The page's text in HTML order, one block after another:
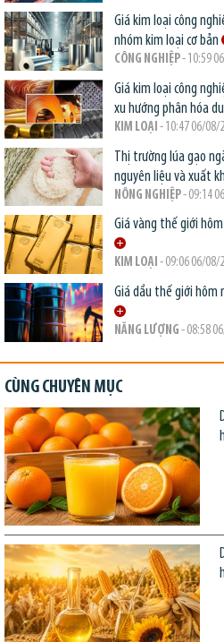
Giá kim loại công
nhóm kim loại cơ bản
CÔNG NGHIỆP- 10:59
Giá kim loại công
xu hướng phân hóa
KIM LOẠI - 10:47 06/08/
Thị trường lúa gạo
nguyên liệu và xuất
NÔNG NGHIỆP- 09:14
Giá vàng thế giới
KIM LOẠI - 09:06 06/08/
Giá dầu thế giới hôm
NĂNG LƯỢNG - 08:58
CÙNG CHUYÊN MỤC